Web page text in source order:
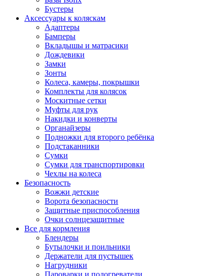
Бустеры
Аксессуары к коляскам
Адаптеры
Бамперы
Вкладышы и матрасики
Дождевики
Замки
Зонты
Колеса, камеры, покрышки
Комплекты для колясок
Москитные сетки
Муфты для рук
Накидки и конверты
Органайзеры
Подножки для второго ребёнка
Подстаканники
Сумки
Сумки для транспортировки
Чехлы на колеса
Безопасность
Вожжи детские
Ворота безопасности
Защитные приспособления
Очки солнцезащитные
Все для кормления
Блендеры
Бутылочки и поильники
Держатели для пустышек
Нагрудники
Пароварки и подогреватели